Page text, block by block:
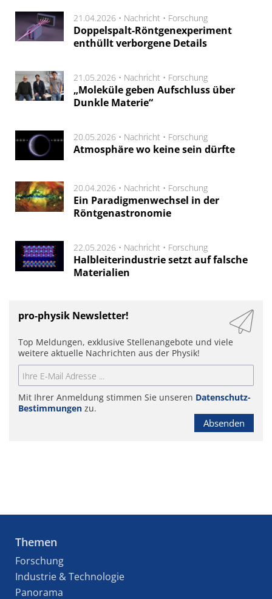
21.04.2026 • Nachricht • Forschung
Doppelspalt-Röntgenexperiment
enthüllt verborgene Details
21.05.2026 • Nachricht • Forschung
„Moleküle geben Aufschluss über
Dunkle Materie“
20.05.2026 • Nachricht • Forschung
Atmosphäre wo keine sein dürfte
20.04.2026 • Nachricht • Forschung
Ein Paradigmenwechsel in der
Röntgenastronomie
22.05.2026 • Nachricht • Forschung
Halbleiterindustrie setzt auf falsche
Materialien
pro-physik Newsletter!
Top Meldungen, exklusive Stellenangebote und viele
weitere aktuelle Nachrichten aus der Physik!
Mit Ihrer Anmeldung stimmen Sie unseren Datenschutz-
Bestimmungen zu.
Absenden
Themen
Forschung
Industrie & Technologie
Panorama